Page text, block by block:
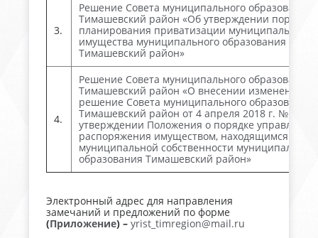
3.
Решение Совета муниципального образования
Тимашевский район «Об утверждении порядка
планирования приватизации муниципального
имущества муниципального образования
Тимашевский район»
4.
Решение Совета муниципального образования
Тимашевский район «О внесении изменений в
решение Совета муниципального образования
Тимашевский район от 4 апреля 2018 г. № 274
утверждении Положения о порядке
распоряжения имуществом, находящимся в
муниципальной собственности
образования Тимашевский район»
Электронный адрес для направления
замечаний и предложений по форме
(Приложение) – yrist_timregion@mail.ru